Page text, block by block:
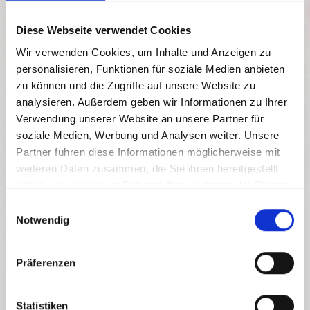
Diese Webseite verwendet Cookies
Wir verwenden Cookies, um Inhalte und Anzeigen zu
personalisieren, Funktionen für soziale Medien anbieten
zu können und die Zugriffe auf unsere Website zu
analysieren. Außerdem geben wir Informationen zu Ihrer
Verwendung unserer Website an unsere Partner für
soziale Medien, Werbung und Analysen weiter. Unsere
Partner führen diese Informationen möglicherweise mit
weiteren Daten zusammen, die Sie ihnen bereitgestellt
haben oder die sie im Rahmen Ihrer Nutzung der Dienste
Notwendig
Präferenzen
Statistiken
SMUČAJTE IN PRIVARČUJTE